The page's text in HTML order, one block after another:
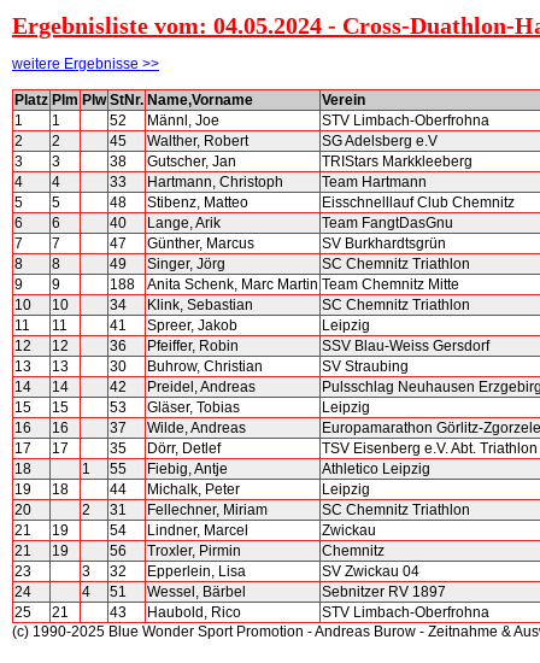
Ergebnisliste vom: 04.05.2024 - Cross-Duathlon-
weitere Ergebnisse >>
Platz Plm Plw StNr. Name,Vorname
Verein
1
1 52 Männl, Joe
STV Limbach-Oberfrohna
2
2 45 Walther, Robert
SG Adelsberg e.V
3
3 38 Gutscher, Jan
TRIStars Markkleeberg
4
4 33 Hartmann, Christoph
Team Hartmann
5
5 48 Stibenz, Matteo
Eisschnelllauf Club Chemnitz
6
6 40 Lange, Arik
Team FangtDasGnu
7
7 47 Günther, Marcus
SV Burkhardtsgrün
8
8 49 Singer, Jörg
SC Chemnitz Triathlon
9
9 188 Anita Schenk, Marc Martin Team Chemnitz Mitte
10
10 34 Klink, Sebastian
SC Chemnitz Triathlon
11
11 41 Spreer, Jakob
Leipzig
12
12 36 Pfeiffer, Robin
SSV Blau-Weiss Gersdorf
13
13 30 Buhrow, Christian
SV Straubing
14
14 42 Preidel, Andreas
Pulsschlag Neuhausen
15
15 53 Gläser, Tobias
Leipzig
16
16 37 Wilde, Andreas
Europamarathon Görlitz-
17
17 35 Dörr, Detlef
TSV Eisenberg e.V. Abt. Triathlon
18
1 55 Fiebig, Antje
Athletico Leipzig
19
18 44 Michalk, Peter
Leipzig
20
2 31 Fellechner, Miriam
SC Chemnitz Triathlon
21
19 54 Lindner, Marcel
Zwickau
21
19 56 Troxler, Pirmin
Chemnitz
23
3 32 Epperlein, Lisa
SV Zwickau 04
24
4 51 Wessel, Bärbel
Sebnitzer RV 1897
25
21 43 Haubold, Rico
STV Limbach-Oberfrohna
(c) 1990-2025 Blue Wonder Sport Promotion - Andreas Burow - Zeitnahme &